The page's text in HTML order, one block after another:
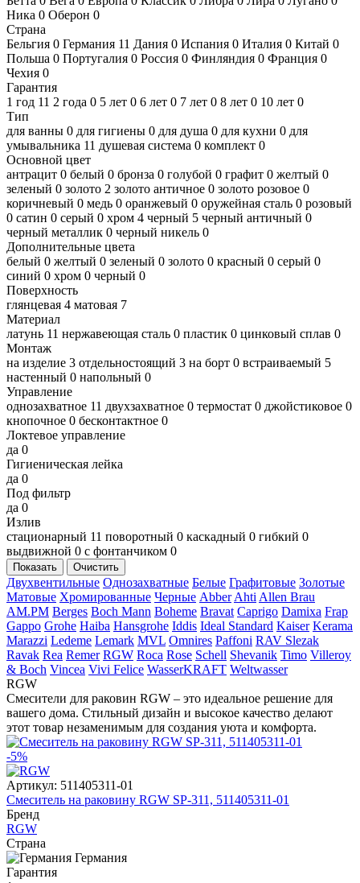
Ника 0 Оберон 0
Страна
Бельгия 0 Германия 11 Дания 0 Испания 0 Италия 0 Китай 0
Польша 0 Португалия 0 Россия 0 Финляндия 0 Франция 0
Чехия 0
Гарантия
1 год 11 2 года 0 5 лет 0 6 лет 0 7 лет 0 8 лет 0 10 лет 0
Тип
для ванны 0 для гигиены 0 для душа 0 для кухни 0 для
умывальника 11 душевая система 0 комплект 0
Основной цвет
антрацит 0 белый 0 бронза 0 голубой 0 графит 0 желтый 0
зеленый 0 золото 2 золото античное 0 золото розовое 0
коричневый 0 медь 0 оранжевый 0 оружейная сталь 0 розовый
0 сатин 0 серый 0 хром 4 черный 5 черный античный 0
черный металлик 0 черный никель 0
Дополнительные цвета
белый 0 желтый 0 зеленый 0 золото 0 красный 0 серый 0
синий 0 хром 0 черный 0
Поверхность
глянцевая 4 матовая 7
Материал
латунь 11 нержавеющая сталь 0 пластик 0 цинковый сплав 0
Монтаж
на изделие 3 отдельностоящий 3 на борт 0 встраиваемый 5
настенный 0 напольный 0
Управление
однозахватное 11 двухзахватное 0 термостат 0 джойстиковое 0
кнопочное 0 бесконтактное 0
Локтевое управление
да 0
Гигиеническая лейка
да 0
Под фильтр
да 0
Излив
стационарный 11 поворотный 0 каскадный 0 гибкий 0
выдвижной 0 с фонтанчиком 0
Показать Очистить
Двухвентильные Однозахватные Белые Графитовые Золотые
Матовые Хромированные Черные Abber Ahti Allen Brau
AM.PM Berges Boch Mann Boheme Bravat Caprigo Damixa Frap
Gappo Grohe Haiba Hansgrohe Iddis Ideal Standard Kaiser Kerama
Marazzi Ledeme Lemark MVL Omnires Paffoni RAV Slezak
Ravak Rea Remer RGW Roca Rose Schell Shevanik Timo Villeroy
& Boch Vincea Vivi Felice WasserKRAFT Weltwasser
RGW
Смесители для раковин RGW – это идеальное решение для
вашего дома. Стильный дизайн и высокое качество делают
этот товар незаменимым для создания уюта и комфорта.
-5%
Артикул: 511405311-01
Смеситель на раковину RGW SP-311, 511405311-01
Бренд
RGW
Страна
Германия
Гарантия